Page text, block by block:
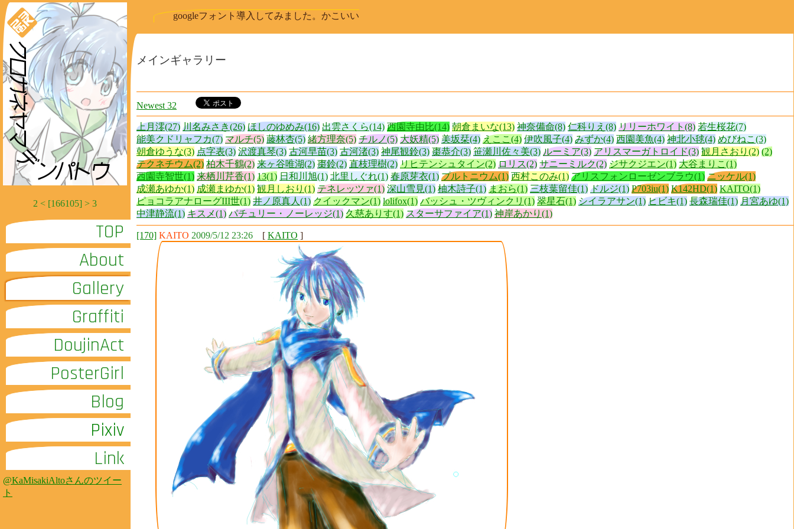
2 < [166105] > 3
TOP
About
Gallery
Graffiti
DoujinAct
PosterGirl
Blog
Pixiv
Link
@KaMisakiAltoさんのツイー
ト
googleフォント導入してみました。かこいい
メインギャラリー
Newest 32
上月澪(27) 川名みさき(26) ほしのゆめみ(16) 出雲さくら(14) 西園寺由比(14) 朝倉まいな(13) 神奈備命(8) 仁科りえ(8) リリーホワイト(8) 若生桜花(7)
能美クドリャフカ(7) マルチ(5) 藤林杏(5) 緒方理奈(5) チルノ(5) 大妖精(5) 美坂栞(4) えここ(4) 伊吹風子(4) みずか(4) 西園美魚(4) 神北小毬(4) めびねこ(3)
朝倉ゆうな(3) 点字表(3) 沢渡真琴(3) 古河早苗(3) 古河渚(3) 神尾観鈴(3) 棗恭介(3) 笹瀬川佐々美(3) ルーミア(3) アリスマーガトロイド(3) 観月さおり(2) (2)
テクネチウム(2) 柏木千鶴(2) 来ヶ谷唯湖(2) 棗鈴(2) 直枝理樹(2) リヒテンシュタイン(2) ロリス(2) サニーミルク(2) ジサクジエン(1) 大谷まりこ(1)
西園寺智世(1) 来栖川芹香(1) 13(1) 日和川旭(1) 北里しぐれ(1) 春原芽衣(1) プルトニウム(1) 西村このみ(1) アリスフォンローゼンブラウ(1) ニッケル(1)
成瀬あゆか(1) 成瀬まゆか(1) 観月しおり(1) テネレッツァ(1) 深山雪見(1) 柚木詩子(1) まおら(1) 三枝葉留佳(1) ドルジ(1) P703iu(1) K142HD(1) KAITO(1)
ピョコラアナローグIII世(1) 井ノ原真人(1) クイックマン(1) lolifox(1) バッシュ・ツヴィンクリ(1) 翠星石(1) シイラアサン(1) ヒビキ(1) 長森瑞佳(1) 月宮あゆ(1)
中津静流(1) キスメ(1) パチュリー・ノーレッジ(1) 久慈ありす(1) スターサファイア(1) 神岸あかり(1)
[170] KAITO 2009/5/12 23:26 [ KAITO ]